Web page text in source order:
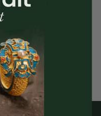
à explorer la
représente une connexion
et le spirituel. Chaque
dans un voyage
votre propre énergie et